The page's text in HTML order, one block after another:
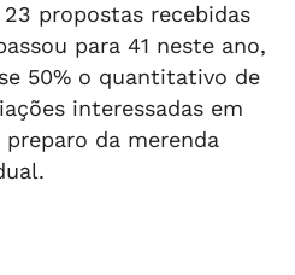
propostas recebidas
para 41 neste ano,
50% o quantitativo de
interessadas em
da merenda